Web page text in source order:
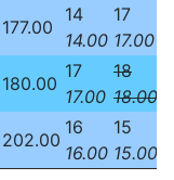
177.00
14
14.00
17
17.00
180.00
17
17.00
18
18.00
202.00
16
16.00
15
15.00